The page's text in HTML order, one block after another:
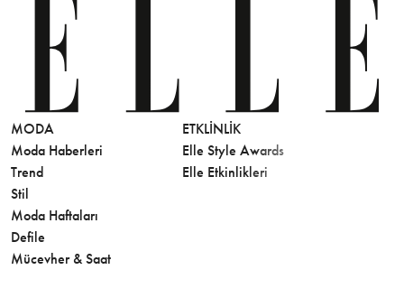
MODA
Moda Haberleri
Trend
Stil
Moda Haftaları
Defile
Mücevher & Saat
ETKLINLIK
Elle Style Awards
Elle Etkinlikleri